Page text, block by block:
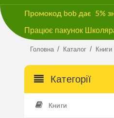
Промокод bob дає 5%
Працює пакунок
Головна / Каталог / Книги
Категорії
Книги